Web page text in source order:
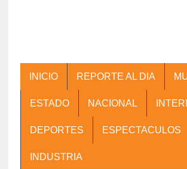
INICIO REPORTE AL DIA
ESTADO NACIONAL
DEPORTES ESPECTACULOS
INDUSTRIA